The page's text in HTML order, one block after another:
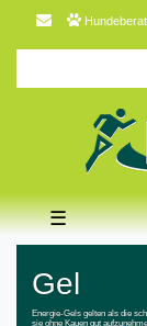
☰
Gel
Energie-Gels gelten als die
sie ohne Kauen gut